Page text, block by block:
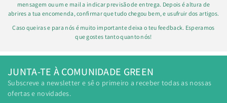
mensagem ou um e mail a indicar previsão de entrega. Depois é altura de
abrires a tua encomenda, confirmar que tudo chegou bem, e usufruir dos artigos.
Caso queiras e para nós é muito importante deixa o teu feedback. Esperamos
que gostes tanto quanto nós!
JUNTA-TE À COMUNIDADE GREEN
Subscreve a newsletter e sê o primeiro a receber todas as nossas
ofertas e novidades.